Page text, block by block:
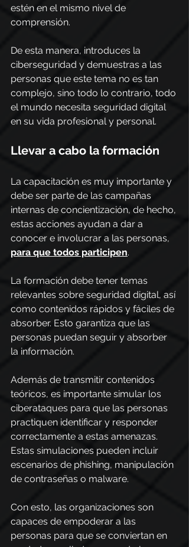
estén en el mismo nivel de
comprensión.
De esta manera, introduces la
ciberseguridad y demuestras a las
personas que este tema no es tan
complejo, sino todo lo contrario, todo
el mundo necesita seguridad digital
en su vida profesional y personal.
Llevar a cabo la formación
La capacitación es muy importante y
debe ser parte de las campañas
internas de concientización, de hecho,
estas acciones ayudan a dar a
conocer e involucrar a las personas,
para que todos participen.
La formación debe tener temas
relevantes sobre seguridad digital, así
como contenidos rápidos y fáciles de
absorber. Esto garantiza que las
personas puedan seguir y absorber
la información.
Además de transmitir contenidos
teóricos, es importante simular los
ciberataques para que las personas
practiquen identificar y responder
correctamente a estas amenazas.
Estas simulaciones pueden incluir
escenarios de phishing, manipulación
de contraseñas o malware.
Con esto, las organizaciones son
capaces de empoderar a las
personas para que se conviertan en